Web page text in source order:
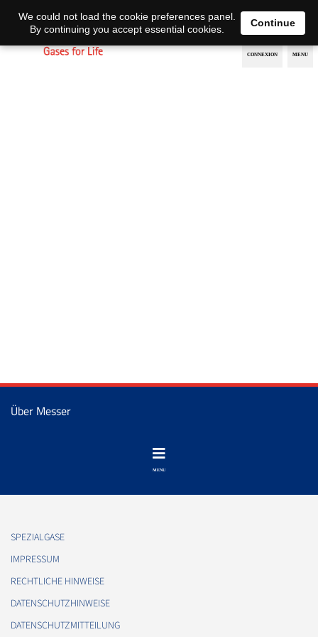
EN DE
Über Messer
SPEZIALGASE
IMPRESSUM
RECHTLICHE HINWEISE
DATENSCHUTZHINWEISE
DATENSCHUTZMITTEILUNG
We could not load the cookie preferences panel.
By continuing you accept essential cookies.
Continue